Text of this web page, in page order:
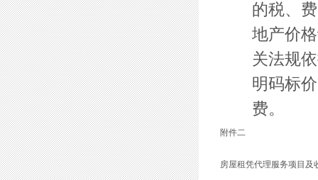
的税、
地产价
关法规
明码标
附件二
房屋租凭代理服务项目及